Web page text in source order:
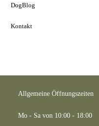
DogBlog
Kontakt
Allgemeine Öffnungszeiten
Mo - Sa von 10:00 - 18:00